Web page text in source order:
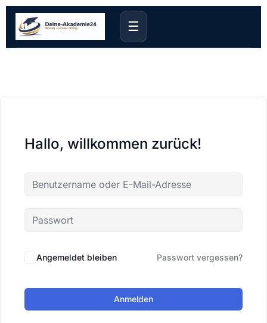
☰
Hallo, willkommen zurück!
Angemeldet bleiben Passwort vergessen?
Anmelden